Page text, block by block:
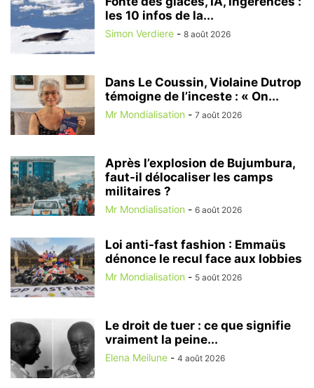
les 10 infos de la...
Simon Verdiere - 8 août 2026
Dans Le Coussin, Violaine Dutrop
témoigne de l’inceste : « On...
Mr Mondialisation - 7 août 2026
Après l’explosion de Bujumbura,
faut-il délocaliser les camps
militaires ?
Mr Mondialisation - 6 août 2026
Loi anti-fast fashion : Emmaüs
dénonce le recul face aux lobbies
Mr Mondialisation - 5 août 2026
Le droit de tuer : ce que signifie
vraiment la peine...
Elena Meilune - 4 août 2026